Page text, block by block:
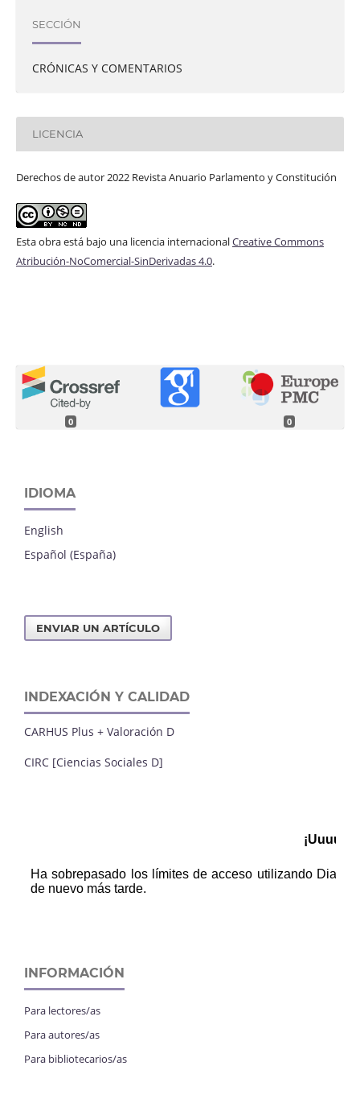
SECCIÓN
CRÓNICAS Y COMENTARIOS
LICENCIA
Derechos de autor 2022 Revista Anuario Parlamento y Constitución
Esta obra está bajo una licencia internacionalCreative Commons
Atribución-NoComercial-SinDerivadas 4.0.
0 0
IDIOMA
English
Español (España)
ENVIAR UN ARTÍCULO
INDEXACIÓN Y CALIDAD
CARHUS Plus + Valoración D
CIRC [Ciencias Sociales D]
INFORMACIÓN
Para lectores/as
Para autores/as
Para bibliotecarios/as